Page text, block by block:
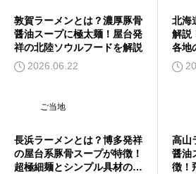
敦賀ラーメンとは？濃厚豚骨
醤油スープに極太麺！屋台発
祥の北陸ソウルフードを解説
2026.06.22
北海
解説
各地
ご当地
長浜ラーメンとは？博多発祥
の屋台系豚骨スープが特徴！
超極細麺とシンプル具材の魅
高山
醤油
徴！